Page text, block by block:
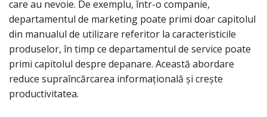
care au nevoie. De exemplu, într-o companie,
departamentul de marketing poate primi doar capitolul
din manualul de utilizare referitor la caracteristicile
produselor, în timp ce departamentul de service poate
primi capitolul despre depanare. Această abordare
reduce supraîncărcarea informațională și crește
productivitatea.